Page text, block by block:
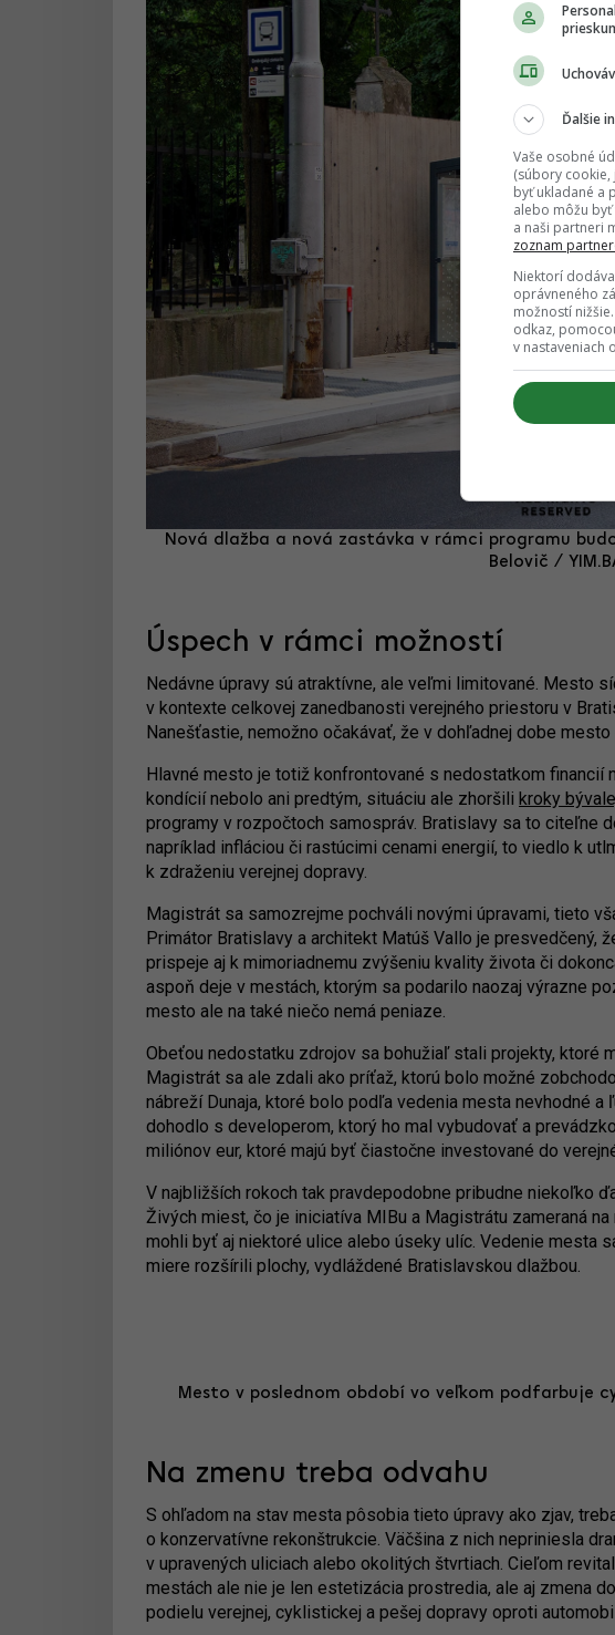
Nová dlažba a nová zastávka v rámci programu
Belovič /
Úspech v rámci možností
Nedávne úpravy sú atraktívne, ale veľmi limitované. Mesto
v kontexte celkovej zanedbanosti verejného priestoru v
Nanešťastie, nemožno očakávať, že v dohľadnej dobe mesto
Hlavné mesto je totiž konfrontované s nedostatkom financií
kondícií nebolo ani predtým, situáciu ale zhoršili kroky
programy v rozpočtoch samospráv. Bratislavy sa to citeľne
napríklad infláciou či rastúcimi cenami energií, to viedlo k
k zdraženiu verejnej dopravy.
Magistrát sa samozrejme pochváli novými úpravami, tieto
Primátor Bratislavy a architekt Matúš Vallo je presvedčený,
prispeje aj k mimoriadnemu zvýšeniu kvality života či
aspoň deje v mestách, ktorým sa podarilo naozaj výrazne
mesto ale na také niečo nemá peniaze.
Obeťou nedostatku zdrojov sa bohužiaľ stali projekty, ktoré
Magistrát sa ale zdali ako príťaž, ktorú bolo možné
nábreží Dunaja, ktoré bolo podľa vedenia mesta nevhodné
dohodlo s developerom, ktorý ho mal vybudovať a
miliónov eur, ktoré majú byť čiastočne investované do
V najbližších rokoch tak pravdepodobne pribudne niekoľko
Živých miest, čo je iniciatíva MIBu a Magistrátu zameraná
mohli byť aj niektoré ulice alebo úseky ulíc. Vedenie mesta
miere rozšírili plochy, vydláždené Bratislavskou dlažbou.
Mesto v poslednom období vo veľkom podfarbuje
Na zmenu treba odvahu
S ohľadom na stav mesta pôsobia tieto úpravy ako zjav,
o konzervatívne rekonštrukcie. Väčšina z nich nepriniesla
v upravených uliciach alebo okolitých štvrtiach. Cieľom
mestách ale nie je len estetizácia prostredia, ale aj zmena
podielu verejnej, cyklistickej a pešej dopravy oproti
Ďalšie
Vaše osobné
(súbory
byť ukladané a
alebo môžu
a naši partneri
zoznam
Niektorí
oprávneného
možností
odkaz,
v nastaveniach